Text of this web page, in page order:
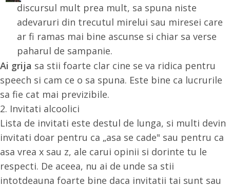
discursul mult prea mult, sa spuna niste
adevaruri din trecutul mirelui sau miresei care
ar fi ramas mai bine ascunse si chiar sa verse
paharul de sampanie.
Ai grija sa stii foarte clar cine se va ridica pentru
speech si cam ce o sa spuna. Este bine ca lucrurile
sa fie cat mai previzibile.
2. Invitati alcoolici
Lista de invitati este destul de lunga, si multi devin
invitati doar pentru ca „asa se cade" sau pentru ca
asa vrea x sau z, ale carui opinii si dorinte tu le
respecti. De aceea, nu ai de unde sa stii
intotdeauna foarte bine daca invitatii tai sunt sau